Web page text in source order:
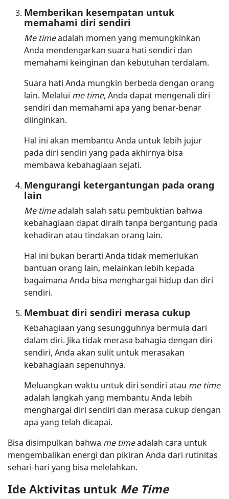
Memberikan kesempatan untuk
memahami diri sendiri
Me timeadalah momen yang memungkinkan
Anda mendengarkan suara hati sendiri dan
memahami keinginan dan kebutuhan terdalam.
Suara hati Anda mungkin berbeda dengan orang
lain. Melalui me time, Anda dapat mengenali diri
sendiri dan memahami apa yang benar-benar
diinginkan.
Hal ini akan membantu Anda untuk lebih jujur
pada diri sendiri yang pada akhirnya bisa
membawa kebahagiaan sejati.
Mengurangi ketergantungan pada orang
lain
Me timeadalah salah satu pembuktian bahwa
kebahagiaan dapat diraih tanpa bergantung pada
kehadiran atau tindakan orang lain.
Hal ini bukan berarti Anda tidak memerlukan
bantuan orang lain, melainkan lebih kepada
bagaimana Anda bisa menghargai hidup dan diri
sendiri.
Membuat diri sendiri merasa cukup
Kebahagiaan yang sesungguhnya bermula dari
dalam diri. Jika tidak merasa bahagia dengan diri
sendiri, Anda akan sulit untuk merasakan
kebahagiaan sepenuhnya.
Meluangkan waktu untuk diri sendiri atau me time
adalah langkah yang membantu Anda lebih
menghargai diri sendiri dan merasa cukup dengan
apa yang telah dicapai.
Bisa disimpulkan bahwa me timeadalah cara untuk
mengembalikan energi dan pikiran Anda dari rutinitas
sehari-hari yang bisa melelahkan.
Ide Aktivitas untuk Me Time